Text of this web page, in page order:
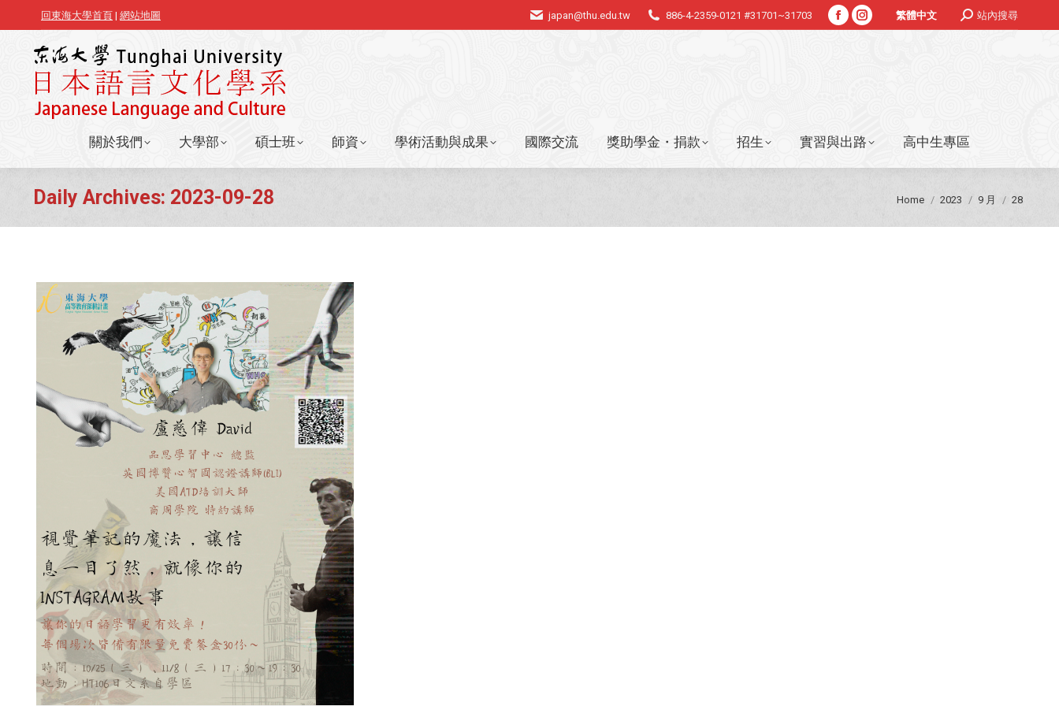
回東海大學首頁 | 網站地圖 japan@thu.edu.tw 886-4-2359-0121 #31701~31703
FacebookInstagram
繁體中文 Search:站內搜尋
關於我們 大學部 碩士班 師資 學術活動與成果 國際交流 獎助學金・捐款 招生 實習與出路 高中生專區
Daily Archives: 2023-09-28 You are here:
Home 2023 9 月 28
關於我們 大學部 碩士班 師資 學術活動與成果 國際交流 獎助學金・捐款 招生 實習與出路 高中生專區